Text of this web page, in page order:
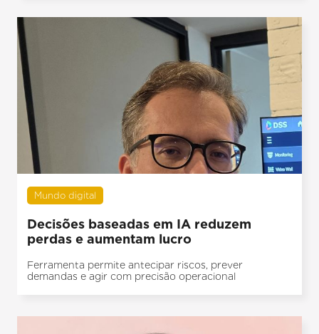
Mundo digital
Decisões baseadas em IA reduzem
perdas e aumentam lucro
Ferramenta permite antecipar riscos, prever
demandas e agir com precisão operacional